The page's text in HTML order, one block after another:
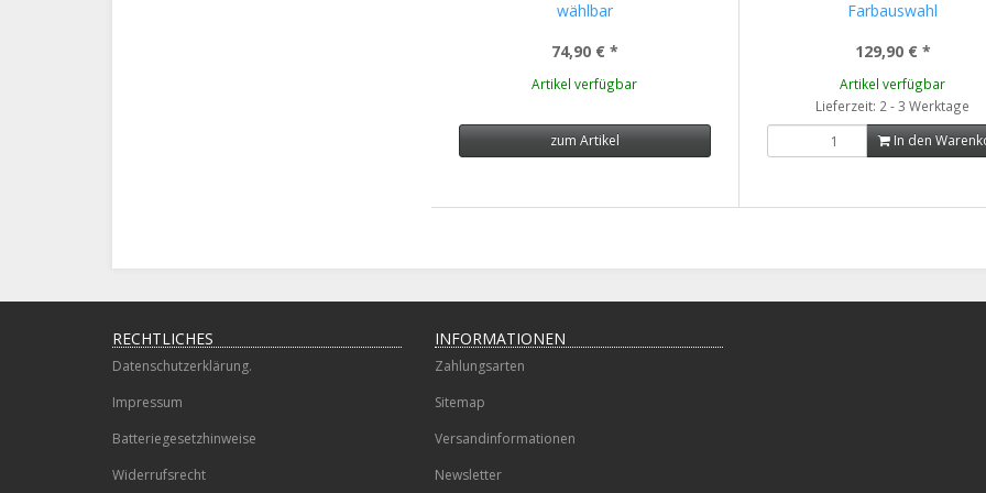
wählbar
74,90 € *
Artikel verfügbar
zum Artikel
Farbauswahl
129,90 € *
Artikel verfügbar
Lieferzeit: 2 - 3 Werktage
In den
RECHTLICHES
Datenschutzerklärung.
Impressum
Batteriegesetzhinweise
Widerrufsrecht
INFORMATIONEN
Zahlungsarten
Sitemap
Versandinformationen
Newsletter